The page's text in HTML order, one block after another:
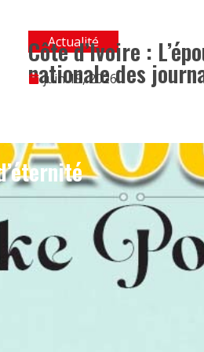
Actualité
Côte d’Ivoire :
nationale des
juin 19, 2026